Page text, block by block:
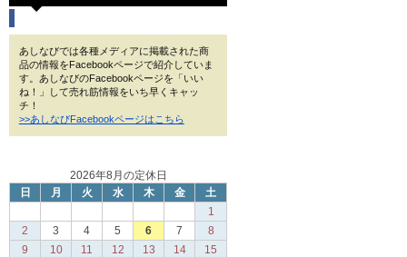
あしなびでは各種メディアに掲載された商
品の情報をFacebookページで紹介していま
す。あしなびのFacebookページを「いい
ね！」して売れ筋情報をいち早くキャッ
チ！
>>あしなびFacebookページはこちら
2026年8月の定休日
日
月 火 水 木 金
土
1
2
3 4 5 6 7
8
9
10 11 12 13 14
15